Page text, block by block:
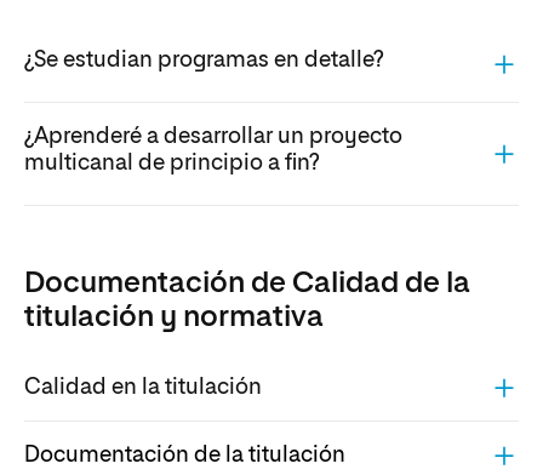
¿Se estudian programas en detalle?
¿Aprenderé a desarrollar un proyecto
multicanal de principio a fin?
Documentación de Calidad de la
titulación y normativa
Calidad en la titulación
Documentación de la titulación